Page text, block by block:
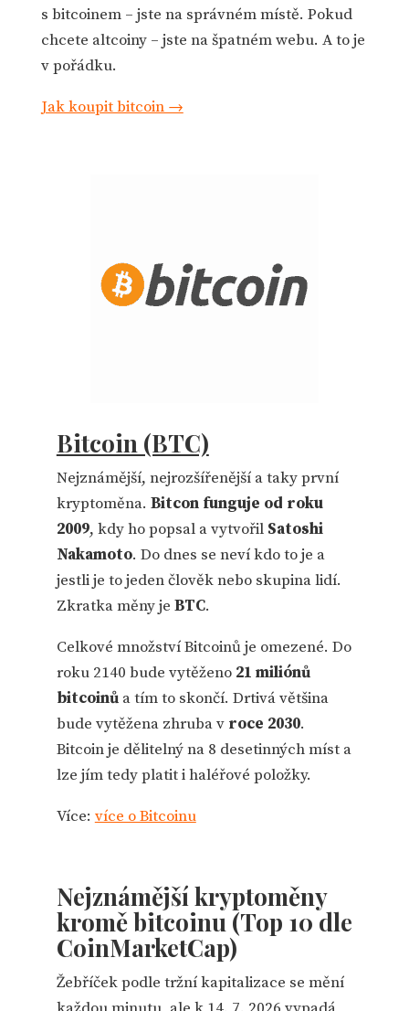
s bitcoinem – jste na správném místě. Pokud
chcete altcoiny – jste na špatném webu. A to je
v pořádku.
Jak koupit bitcoin →
Bitcoin (BTC)
Nejznámější, nejrozšířenější a taky první
kryptoměna. Bitcon funguje od roku
2009, kdy ho popsala vytvořil Satoshi
Nakamoto. Do dnes se neví kdo to je a
jestli je to jeden člověk nebo skupina lidí.
Zkratka měny je BTC.
Celkové množství Bitcoinů je omezené. Do
roku 2140 bude vytěženo 21 miliónů
bitcoinůa tím to skončí. Drtivá většina
bude vytěžena zhruba v roce 2030.
Bitcoin je dělitelný na 8 desetinných míst a
lze jím tedy platit i haléřové položky.
Více: více o Bitcoinu
Nejznámější kryptoměny
kromě bitcoinu (Top 10 dle
CoinMarketCap)
Žebříček podle tržní kapitalizace se mění